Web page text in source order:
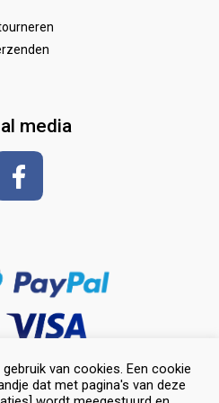
hoeven
en toiletteren
& toebehoren
met korte mouwen
media
van cookies. Een cookie
dat met pagina's van deze